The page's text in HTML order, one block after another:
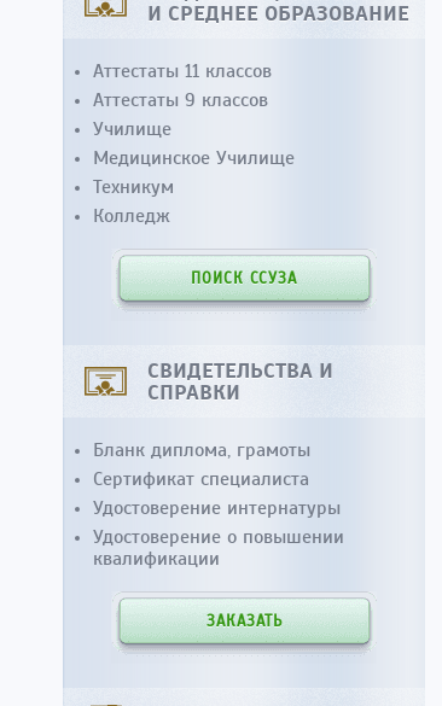
И СРЕДНЕЕ ОБРАЗОВАНИЕ
Аттестаты 11 классов
Аттестаты 9 классов
Училище
Медицинское Училище
Техникум
Колледж
ПОИСК ССУЗА
СВИДЕТЕЛЬСТВА И
СПРАВКИ
Бланк диплома, грамоты
Сертификат специалиста
Удостоверение интернатуры
Удостоверение о повышении
квалификации
ЗАКАЗАТЬ